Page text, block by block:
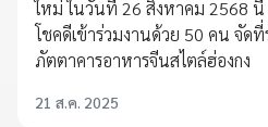
ใหม่ ในวันที่ 26 สิงหาคม 2568 นี้
โชคดีเข้าร่วมงานด้วย 50 คน จัด
ภัตตาคารอาหารจีนสไตล์ฮ่องกง
21 ส.ค. 2025